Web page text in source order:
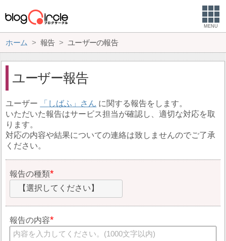
MENU
ホーム 報告 ユーザーの報告
ユーザー報告
ユーザー しばふ
に関する報告をします。
いただいた報告はサービス担当が確認し、適切な対応を取
ります。
対応の内容や結果についての連絡は致しませんのでご了承
ください。
報告の種類
【選択してください】
報告の内容